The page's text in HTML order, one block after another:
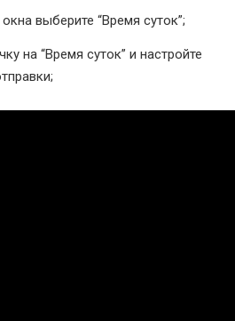
выберите “Время суток”;
на “Время суток” и настройте